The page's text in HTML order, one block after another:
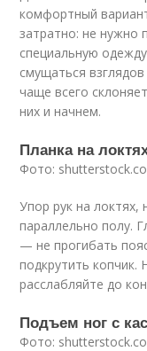
комфортный
затратно: не нужно
специальную
смущаться
чаще всего
них и начнем.
Планка на
Фото:
Упор рук на локтях,
параллельно полу.
— не прогибать
подкрутить копчик.
расслабляйте до
Подъем ног с
Фото: